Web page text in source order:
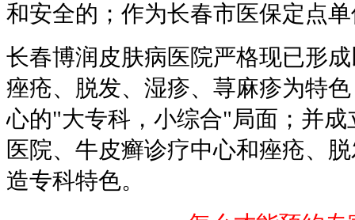
和安全的；作为长春市医保定点
长春博润皮肤病医院严格现已形
痤疮、脱发、湿疹、荨麻疹为特
心的"大专科，小综合"局面；并
医院、牛皮癣诊疗中心和痤疮、
造专科特色。